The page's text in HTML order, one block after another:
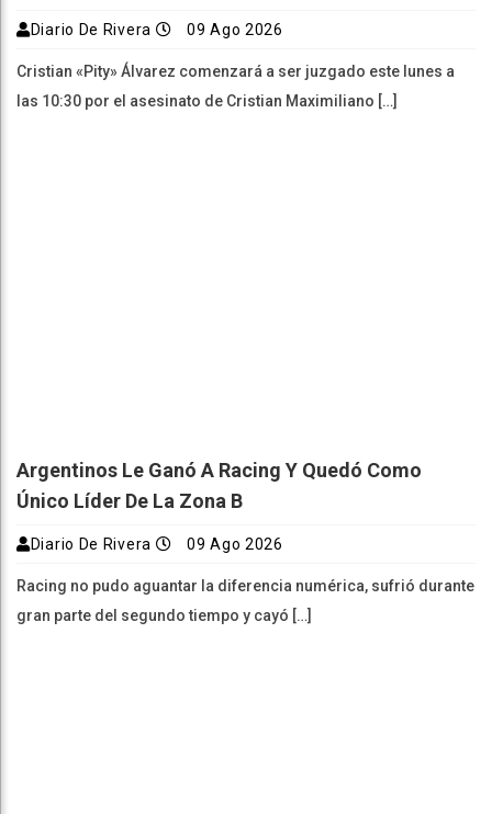
Diario De Rivera 09 Ago 2026
Cristian «Pity» Álvarez comenzará a ser juzgado este lunes a
las 10:30 por el asesinato de Cristian Maximiliano […]
Argentinos Le Ganó A Racing Y Quedó Como
Único Líder De La Zona B
Diario De Rivera 09 Ago 2026
Racing no pudo aguantar la diferencia numérica, sufrió durante
gran parte del segundo tiempo y cayó […]